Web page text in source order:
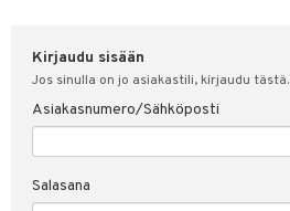
Fitness
Koti & Sisustus
Lelut, Lapsi & Vauva
Tuotemerkkejä
Kirjaudu sisään
Jos sinulla on jo asiakastili, kirjaudu tästä.
Asiakasnumero/Sähköposti
Salasana
& vastauksia
myyntiehdot